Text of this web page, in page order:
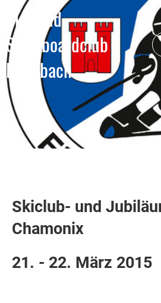
Ski- und
Snowboardclub
Erlenbach
Skiclub- und
Chamonix
21. - 22. März 2015